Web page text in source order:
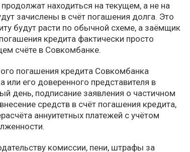
находиться на текущем, а не на
зачислены в счёт погашения долга. Это
будут расти по обычной схеме, а заёмщик
кредита фактически просто
счёте в Совкомбанке.
погашения кредита Совкомбанка
его доверенного представителя в
день, подписание заявления о частичном
средств в счёт погашения кредита,
аннуитетных платежей с учётом
комиссии, пени, штрафы за